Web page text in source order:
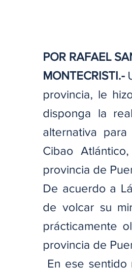
POR RAFAEL
MONTECRISTI.-
provincia, le
disponga la
alternativa
Cibao
provincia de
De acuerdo a
de volcar su
prácticamente
provincia de
En ese